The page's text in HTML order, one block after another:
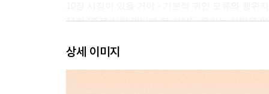
11장 “좋은 사람 만나게 될 거야” - 우리는 사랑을
13장 좋아하지만 잘하지는 못할 때 - 재능은 정말
14장 “저도 그랬어요”의 힘 - 공감의 3가지 종류
상세 이미지